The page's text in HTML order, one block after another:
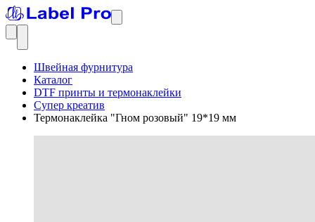
Швейная фурнитура
Каталог
DTF принты и термонаклейки
Супер креатив
Термонаклейка "Гном розовый" 19*19 мм